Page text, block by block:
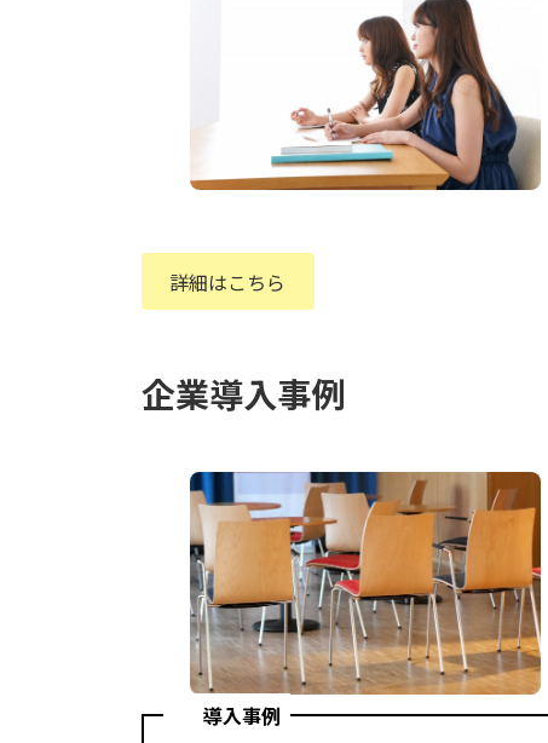
詳細はこちら
企業導入事例
導入事例